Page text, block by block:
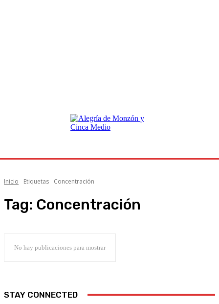
Inicio Etiquetas Concentración
Tag: Concentración
No hay publicaciones para mostrar
STAY CONNECTED